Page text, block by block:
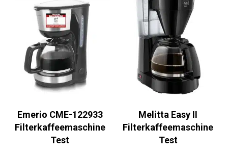
Emerio CME-122933
Filterkaffeemaschine
Test
Melitta Easy II
Filterkaffeemaschine
Test